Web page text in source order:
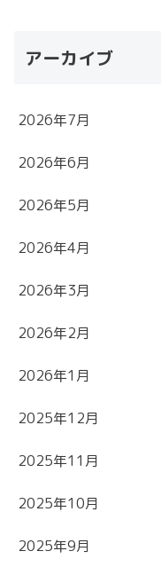
アーカイブ
2026年7月
2026年6月
2026年5月
2026年4月
2026年3月
2026年2月
2026年1月
2025年12月
2025年11月
2025年10月
2025年9月